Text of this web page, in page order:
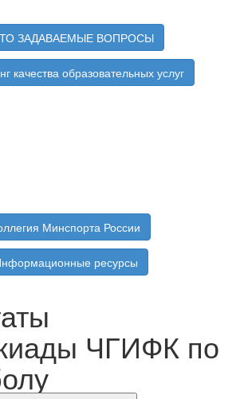
ЗАДАВАЕМЫЕ ВОПРОСЫ
качества образовательных услуг
Минспорта России
ресурсы
ЧГИФК по